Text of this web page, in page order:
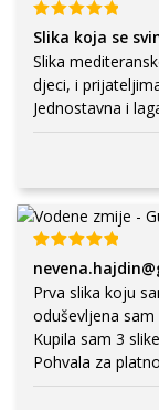
Slika koja se
Slika
djeci, i
Jednostavna i
Prva slika koju
oduševljena sam
Kupila sam 3
Pohvala za